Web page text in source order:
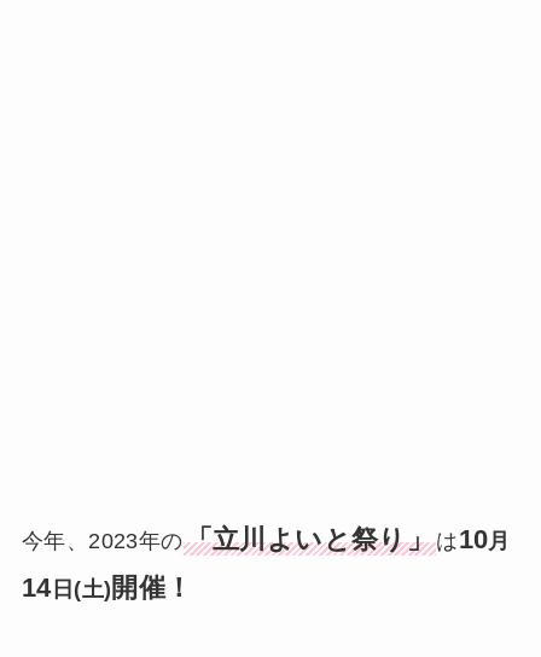
今年、2023年の「立川よいと祭り」は10月
14日(土) 開催！